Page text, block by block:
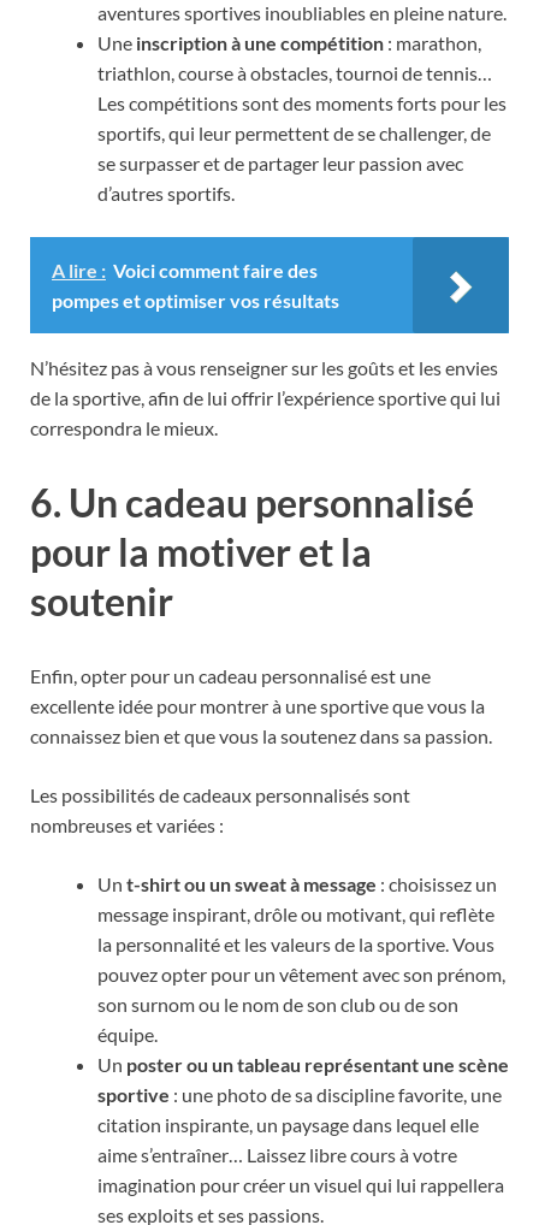
aventures sportives inoubliables en pleine nature.
Une inscription à une compétition : marathon,
triathlon, course à obstacles, tournoi de tennis…
Les compétitions sont des moments forts pour les
sportifs, qui leur permettent de se challenger, de
se surpasser et de partager leur passion avec
d’autres sportifs.
A lire : Voici comment faire des
pompes et optimiser vos résultats
N’hésitez pas à vous renseigner sur les goûts et les envies
de la sportive, afin de lui offrir l’expérience sportive qui lui
correspondra le mieux.
6. Un cadeau personnalisé
pour la motiver et la
soutenir
Enfin, opter pour un cadeau personnalisé est une
excellente idée pour montrer à une sportive que vous la
connaissez bien et que vous la soutenez dans sa passion.
Les possibilités de cadeaux personnalisés sont
nombreuses et variées :
Un t-shirt ou un sweat à message : choisissez un
message inspirant, drôle ou motivant, qui reflète
la personnalité et les valeurs de la sportive. Vous
pouvez opter pour un vêtement avec son prénom,
son surnom ou le nom de son club ou de son
équipe.
Un poster ou un tableau représentant une scène
sportive : une photo de sa discipline favorite, une
citation inspirante, un paysage dans lequel elle
aime s’entraîner… Laissez libre cours à votre
imagination pour créer un visuel qui lui rappellera
ses exploits et ses passions.